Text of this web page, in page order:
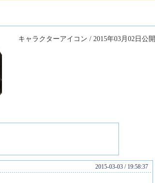
キャラクターアイコン / 2015年03月02日公開
2015-03-03 / 19:58:37